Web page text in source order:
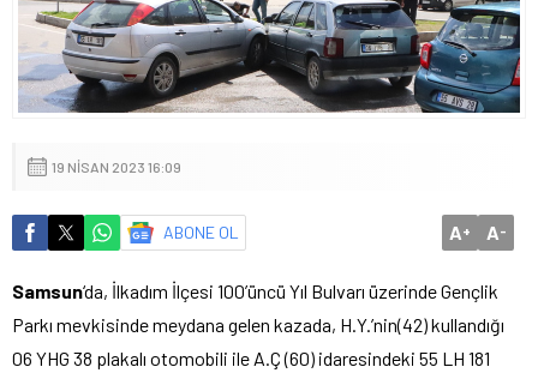
19 NISAN 2023 16:09
ABONE OL A+ A-
Samsun‘da, İlkadım İlçesi 100’üncü Yıl Bulvarı üzerinde Gençlik
Parkı mevkisinde meydana gelen kazada, H.Y.’nin(42) kullandığı
06 YHG 38 plakalı otomobili ile A.Ç (60) idaresindeki 55 LH 181